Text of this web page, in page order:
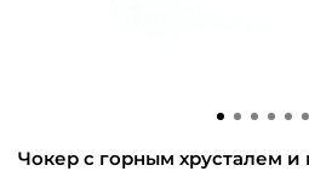
Чокер с горным хрусталем и